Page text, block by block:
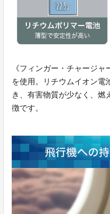
《フィンガー・チャージ
を使用。リチウムイオン電
き、有害物質が少なく、燃
徴です。